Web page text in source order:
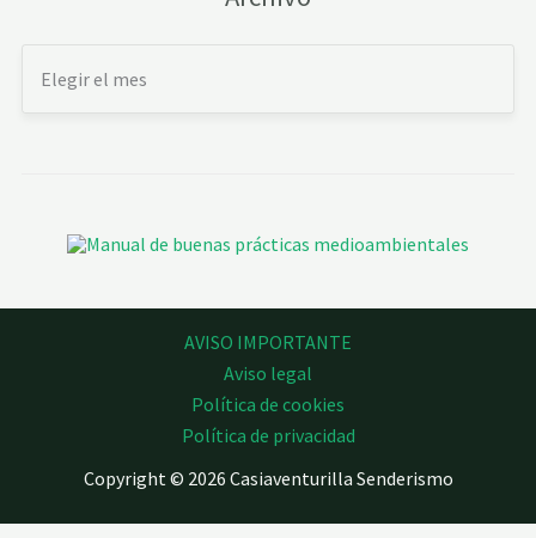
AVISO IMPORTANTE
Aviso legal
Política de cookies
Política de privacidad
Copyright © 2026 Casiaventurilla Senderismo